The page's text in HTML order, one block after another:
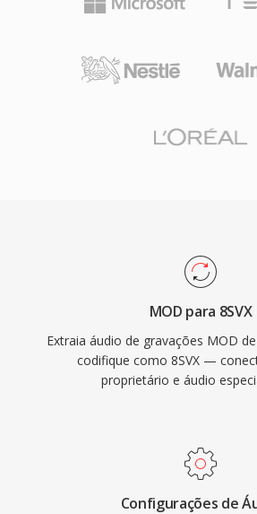
MOD para 8SVX
Extraia áudio de gravações MOD
codifique como 8SVX —
proprietário e áudio
Configurações de